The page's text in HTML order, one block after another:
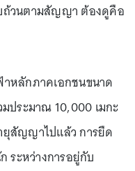
ถ้วนตามสัญญา ต้องดูคือ
หลักภาคเอกชนขนาด
ประมาณ 10,000 เมกะ
สัญญาไปแล้ว การยืด
ะหว่างการอยู่กับ